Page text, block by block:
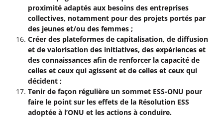
proximité adaptés aux besoins des entreprises
collectives, notamment pour des projets portés par
des jeunes et/ou des femmes ;
Créer des plateformes de capitalisation, de diffusion
et de valorisation des initiatives, des expériences et
des connaissances afin de renforcer la capacité de
celles et ceux qui agissent et de celles et ceux qui
décident ;
Tenir de façon régulière un sommet ESS-ONU pour
faire le point sur les effets de la Résolution ESS
adoptée à l’ONU et les actions à conduire.